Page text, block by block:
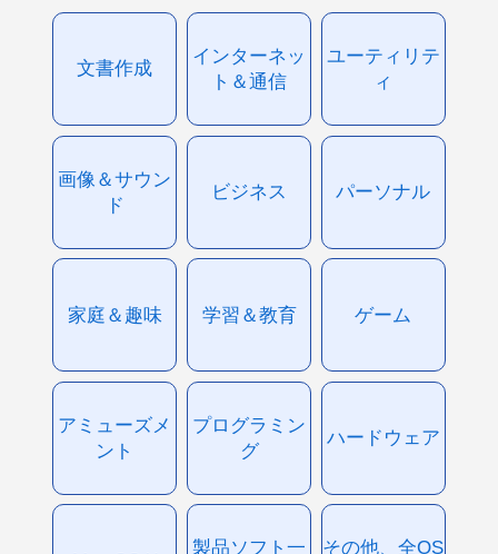
文書作成
インターネッ
ト＆通信
ユーティリテ
ィ
画像＆サウン
ド
ビジネス パーソナル
家庭＆趣味 学習＆教育 ゲーム
アミューズメ
ント
プログラミン
グ
ハードウェア
製品ソフト一
その他、全OS